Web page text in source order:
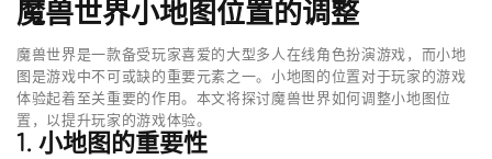
魔兽世界小地图位置的调整
魔兽世界是一款备受玩家喜爱的大型多人在线角色扮演游戏，而小地
图是游戏中不可或缺的重要元素之一。小地图的位置对于玩家的游戏
体验起着至关重要的作用。本文将探讨魔兽世界如何调整小地图位
置，以提升玩家的游戏体验。
1. 小地图的重要性